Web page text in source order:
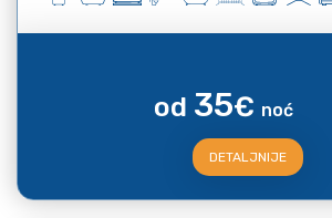
od 35€ noć
DETALJNIJE